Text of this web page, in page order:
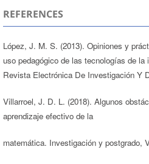
REFERENCES
López, J. M. S. (2013). Opiniones y
uso pedagógico de las tecnologías de
Revista Electrónica De Investigación Y
Villarroel, J. D. L. (2018). Algunos
aprendizaje efectivo de la
matemática. Investigación y postgrado,